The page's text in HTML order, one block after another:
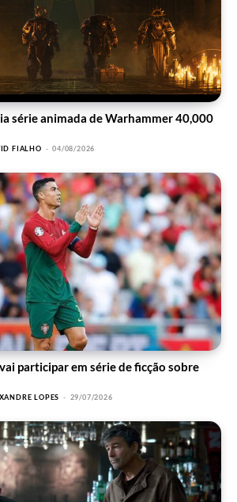
série animada de Warhammer 40,000
FIALHO - 04/08/2026
participar em série de ficção sobre
LOPES - 29/07/2026